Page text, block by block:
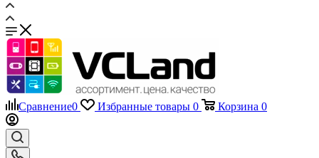
Сравнение0 Избранные товары 0 Корзина 0